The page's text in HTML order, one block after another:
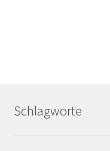
Schlagworte